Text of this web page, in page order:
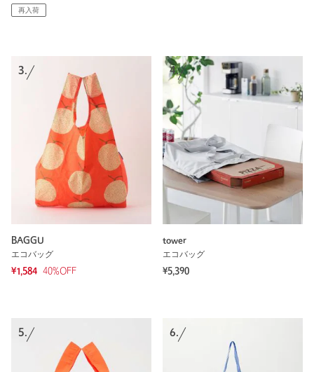
再入荷
3.
BAGGU
エコバッグ
¥1,584
40%OFF
4.
tower
エコバッグ
¥5,390
5. 6.